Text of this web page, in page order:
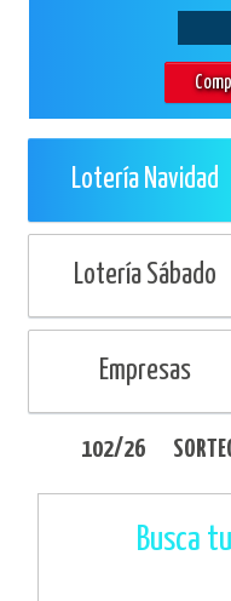
Lotería Navidad
Lotería Sábado
Empresas
102/26
Busca